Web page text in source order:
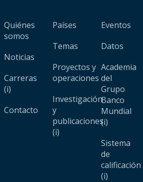
Quiénes
somos
Noticias
Carreras
(i)
Contacto
Países
Temas
Proyectos y
operaciones
Investigación
y
publicaciones
(i)
Eventos
Datos
Academia
del
Grupo
Banco
Mundial
(i)
Sistema
de
calificación
(i)